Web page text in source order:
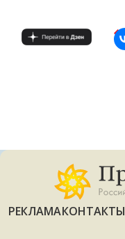
РЕКЛАМАКОНТАКТЫ